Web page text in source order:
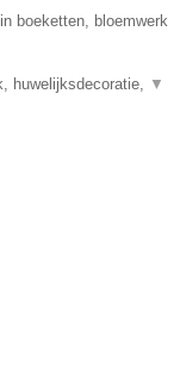
boeketten, bloemwerk
huwelijksdecoratie, ▼